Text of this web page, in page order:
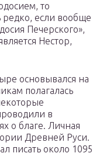
то
редко, если вообще
Печерского»,
Нестор,
основывался на
полагалась
в
о благе. Личная
Древней Руси.
писать около 1095